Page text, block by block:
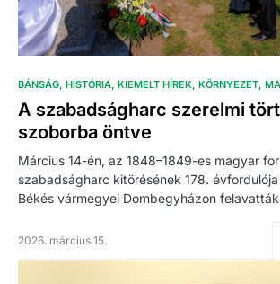
BÁNSÁG HISTÓRIA KIEMELT HÍREK KÖRNYEZET
A szabadságharc szerelmi
szoborba öntve
Március 14-én, az 1848–1849-es magyar
szabadságharc kitörésének 178.
Békés vármegyei Dombegyházon
2026. március 15.